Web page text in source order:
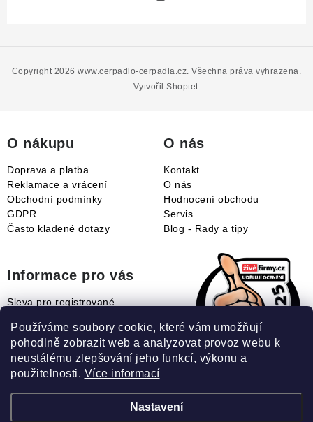
Používáme soubory cookie, které vám umožňují
pohodlně zobrazit web a analyzovat provoz webu k
neustálému zlepšování jeho funkcí, výkonu a
použitelnosti. Více informací
Nastavení
Vytvořil Shoptet
Copyright 2026www.cerpadlo-cerpadla.cz . Všechna práva vyhrazena.
O nákupu
Doprava a platba
Reklamace a vrácení
Obchodní podmínky
GDPR
Často kladené dotazy
O nás
Kontakt
O nás
Hodnocení obchodu
Servis
Blog - Rady a tipy
Informace pro vás
Sleva pro registrované
Jak uplatnit slevový kupón?
Jak nakupovat?
Slovník pojmů